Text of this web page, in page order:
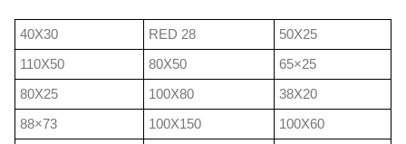
40X30 RED 28
50X25
110X50
80X50
65×25
80X25
100X80
38X20
88×73
100X150
100X60